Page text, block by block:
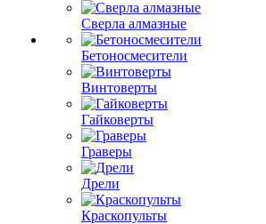
Сверла алмазные
Бетоносмесители
Винтоверты
Гайковерты
Граверы
Дрели
Краскопульты